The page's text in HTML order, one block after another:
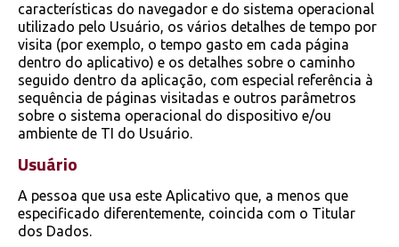
características do navegador e do sistema operacional
utilizado pelo Usuário, os vários detalhes de tempo por
visita (por exemplo, o tempo gasto em cada página
dentro do aplicativo) e os detalhes sobre o caminho
seguido dentro da aplicação, com especial referência à
sequência de páginas visitadas e outros parâmetros
sobre o sistema operacional do dispositivo e/ou
ambiente de TI do Usuário.
Usuário
A pessoa que usa este Aplicativo que, a menos que
especificado diferentemente, coincida com o Titular
dos Dados.